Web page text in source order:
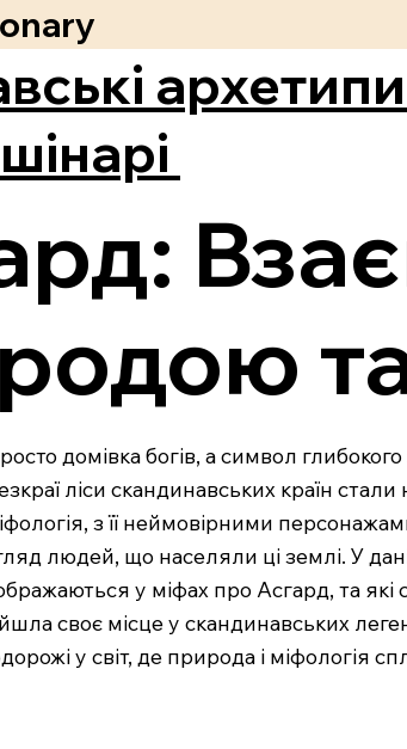
домівка богів, а символ
ліси скандинавських країн
з її неймовірними
людей, що населяли ці землі. У
у міфах про Асгард, та
своє місце у скандинавських
у світ, де природа і міфологія